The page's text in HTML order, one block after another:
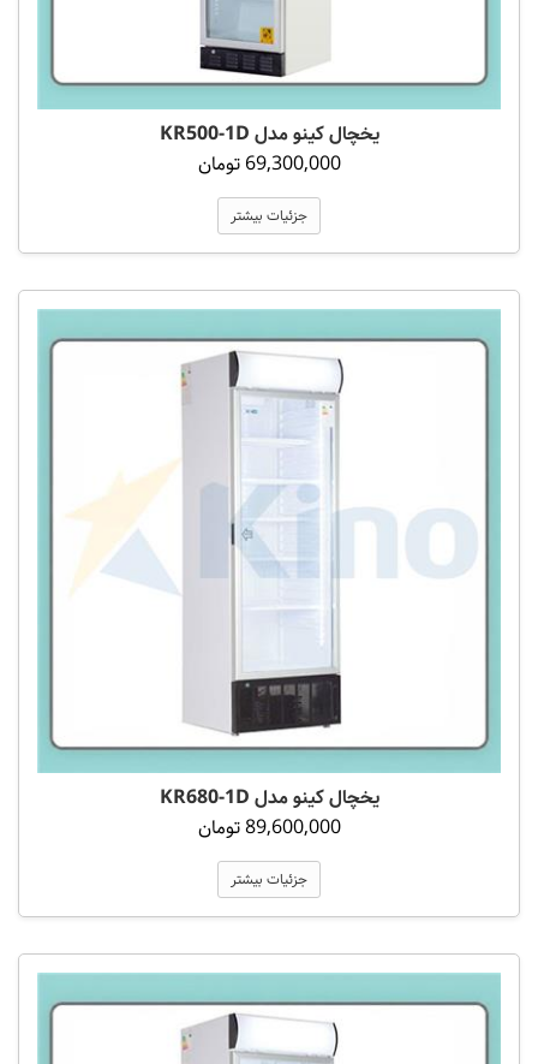
یخچال کینو مدل KR500-1D
69,300,000 تومان
جزئیات بیشتر
یخچال کینو مدل KR680-1D
89,600,000 تومان
جزئیات بیشتر